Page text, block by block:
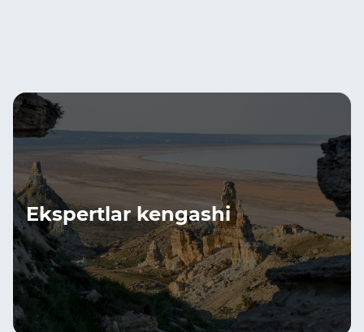
Ekspertlar kengashi